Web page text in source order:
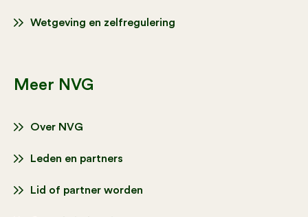
Wetgeving en zelfregulering
Meer NVG
Over NVG
Leden en partners
Lid of partner worden